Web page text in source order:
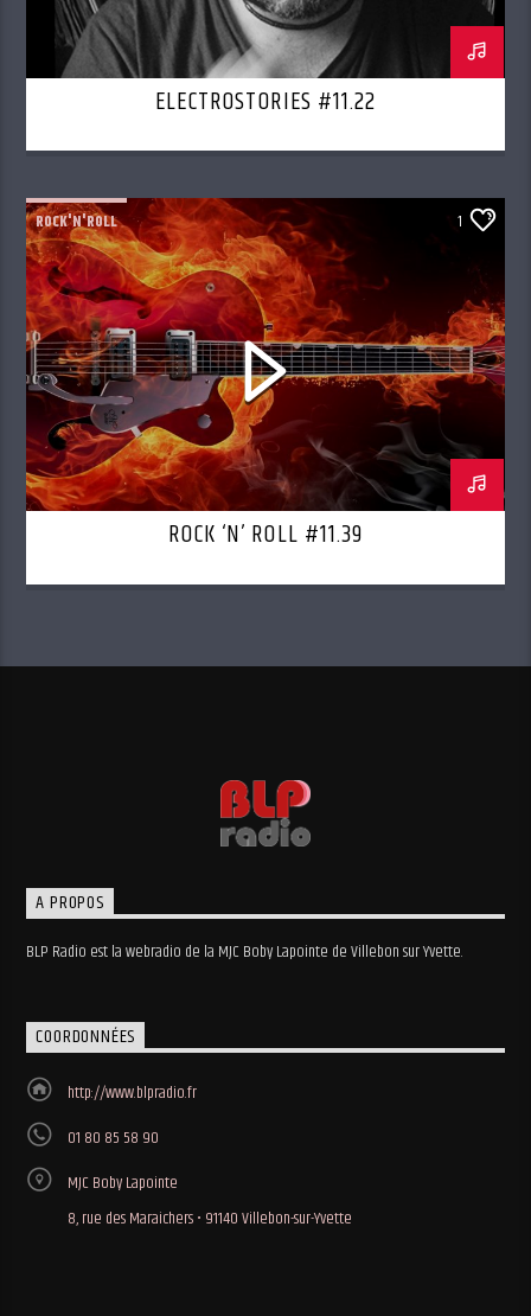
ELECTROSTORIES #11.22
ROCK'N'ROLL 1
ROCK ‘N’ ROLL #11.39
A PROPOS
BLP Radio est la webradio de la MJC Boby Lapointe de Villebon sur Yvette.
COORDONNÉES
http://www.blpradio.fr
01 80 85 58 90
MJC Boby Lapointe
8, rue des Maraichers • 91140 Villebon-sur-Yvette